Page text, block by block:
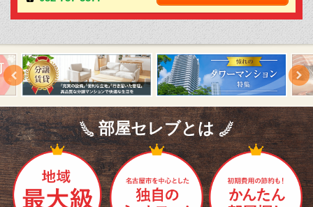
部屋セレブとは